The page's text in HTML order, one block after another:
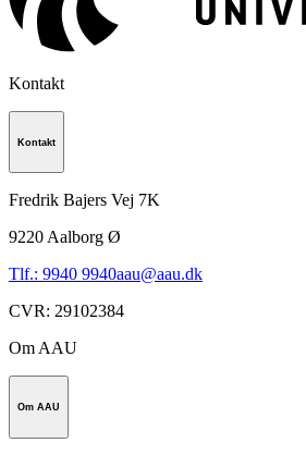
Kontakt
Kontakt
Fredrik Bajers Vej 7K
9220Aalborg Ø
Tlf.: 9940 9940aau@aau.dk
CVR: 29102384
Om AAU
Om AAU